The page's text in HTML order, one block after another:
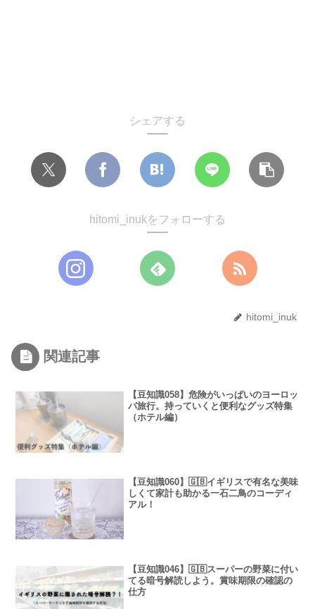
シェアする
hitomi_inukをフォローする
hitomi_inuk
関連記事
【豆知識058】危険がいっぱいのヨーロッ
パ旅行。持っていくと便利なグッズ特集
（ホテル編）
【豆知識060】🇬🇧イギリスで有名な美味
しくて家計も助かる一石二鳥のコーディ
アル！
【豆知識046】🇬🇧スーパーの野菜に付い
てる暗号解読しよう。賞味期限の確認の
仕方